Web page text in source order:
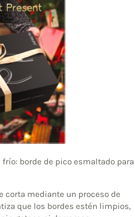
borde de pico esmaltado para
corta mediante un proceso de
que los bordes estén limpios,